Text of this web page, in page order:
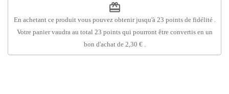
redeem
En achetant ce produit vous pouvez obtenir jusqu'à 23 points de fidélité.
Votre panier vaudra au total 23 pointsqui pourront être convertis en un
bon d'achat de 2,30 €.